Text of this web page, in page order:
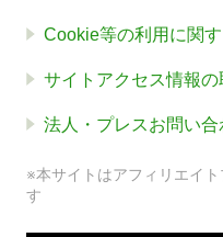
Cookie等の利用に関
サイトアクセス情報の
法人・プレスお問い合
※本サイトはアフィリエイ
す